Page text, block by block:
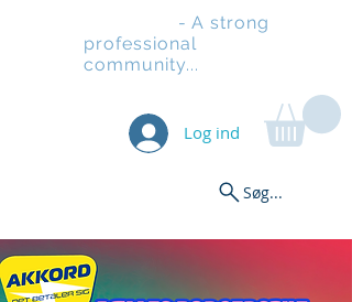
- A strong
professional
community...
Log ind
Søg...